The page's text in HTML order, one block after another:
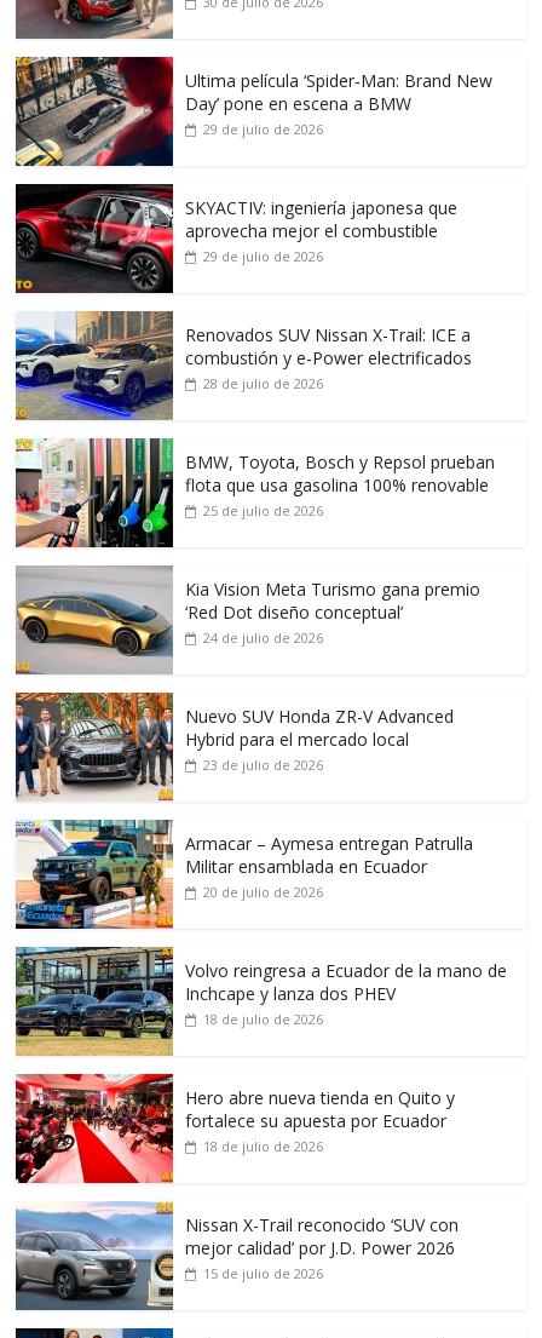
Ultima película ‘Spider‑Man: Brand New
Day’ pone en escena a BMW
29 de julio de 2026
SKYACTIV: ingeniería japonesa que
aprovecha mejor el combustible
29 de julio de 2026
Renovados SUV Nissan X-Trail: ICE a
combustión y e-Power electrificados
28 de julio de 2026
BMW, Toyota, Bosch y Repsol prueban
flota que usa gasolina 100% renovable
25 de julio de 2026
Kia Vision Meta Turismo gana premio
‘Red Dot diseño conceptual’
24 de julio de 2026
Nuevo SUV Honda ZR-V Advanced
Hybrid para el mercado local
23 de julio de 2026
Armacar – Aymesa entregan Patrulla
Militar ensamblada en Ecuador
20 de julio de 2026
Volvo reingresa a Ecuador de la mano de
Inchcape y lanza dos PHEV
18 de julio de 2026
Hero abre nueva tienda en Quito y
fortalece su apuesta por Ecuador
18 de julio de 2026
Nissan X-Trail reconocido ‘SUV con
mejor calidad’ por J.D. Power 2026
15 de julio de 2026